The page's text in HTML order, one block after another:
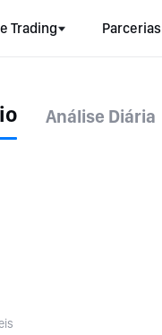
Trading Parcerias
Análise Diária